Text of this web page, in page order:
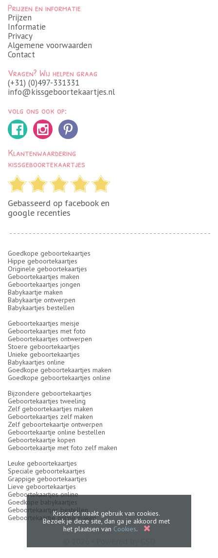
Prijzen en informatie
Prijzen
Informatie
Privacy
Algemene voorwaarden
Contact
Vragen? Wij helpen graag
(+31) (0)497-331331
info@kissgeboortekaartjes.nl
volg ons ook op:
Klantenwaardering
kissgeboortekaartjes
Gebasseerd op facebook en
google recenties
Goedkope geboortekaartjes
Hippe geboortekaartjes
Originele geboortekaartjes
Geboortekaartjes maken
Geboortekaartjes jongen
Babykaartje maken
Babykaartje ontwerpen
Babykaartjes bestellen
Geboortekaartjes meisje
Geboortekaartjes met foto
Geboortekaartjes ontwerpen
Stoere geboortekaartjes
Unieke geboortekaartjes
Babykaartjes online
Goedkope geboortekaartjes maken
Goedkope geboortekaartjes online
Bijzondere geboortekaartjes
Geboortekaartjes tweeling
Zelf geboortekaartjes maken
Geboortekaartjes zelf maken
Zelf geboortekaartje ontwerpen
Geboortekaartje online bestellen
Geboortekaartje kopen
Geboortekaartje met foto zelf maken
Leuke geboortekaartjes
Speciale geboortekaartjes
Grappige geboortekaartjes
Lieve geboortekaartjes
Geboortekaartjes online
Goedkope babykaartjes
Geboortekaartjes bestellen
Geboortekaartje online makenKisscards maakt gebruik van cookies.
Bezoek je deze site, dan ga je akkoord met
het plaatsen van Cookies.